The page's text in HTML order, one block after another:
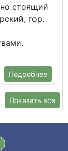
стоящий
гор.
Подробнее
Показать все